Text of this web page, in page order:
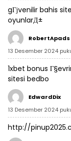
gГјvenilir bahis
oyunlarД±
RobertApads
13 Desember 2024
1xbet bonus
sitesi bedbo
EdwardDix
13 Desember 2024
http://